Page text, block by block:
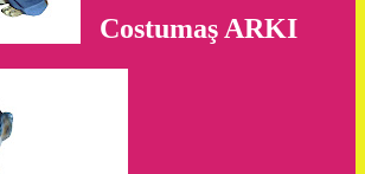
Costumaş ARKI